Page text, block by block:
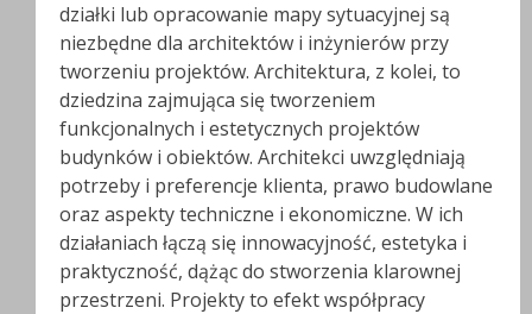
działki lub opracowanie mapy sytuacyjnej są
niezbędne dla architektów i inżynierów przy
tworzeniu projektów. Architektura, z kolei, to
dziedzina zajmująca się tworzeniem
funkcjonalnych i estetycznych projektów
budynków i obiektów. Architekci uwzględniają
potrzeby i preferencje klienta, prawo budowlane
oraz aspekty techniczne i ekonomiczne. W ich
działaniach łączą się innowacyjność, estetyka i
praktyczność, dążąc do stworzenia klarownej
przestrzeni. Projekty to efekt współpracy